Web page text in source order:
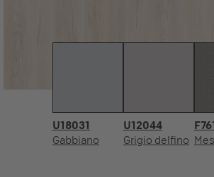
U18031
Gabbiano
U12044
Grigio delfino